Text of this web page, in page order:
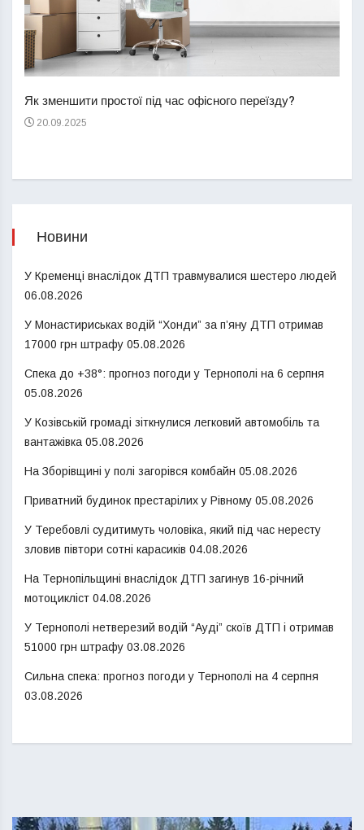
Як зменшити простої під час офісного переїзду?
20.09.2025
Новини
У Кременці внаслідок ДТП травмувалися шестеро людей
06.08.2026
У Монастириськах водій “Хонди” за п’яну ДТП отримав
17000 грн штрафу 05.08.2026
Спека до +38°: прогноз погоди у Тернополі на 6 серпня
05.08.2026
У Козівській громаді зіткнулися легковий автомобіль та
вантажівка 05.08.2026
На Зборівщині у полі загорівся комбайн 05.08.2026
Приватний будинок престарілих у Рівному 05.08.2026
У Теребовлі судитимуть чоловіка, який під час нересту
зловив півтори сотні карасиків 04.08.2026
На Тернопільщині внаслідок ДТП загинув 16-річний
мотоцикліст 04.08.2026
У Тернополі нетверезий водій “Ауді” скоїв ДТП і отримав
51000 грн штрафу 03.08.2026
Сильна спека: прогноз погоди у Тернополі на 4 серпня
03.08.2026